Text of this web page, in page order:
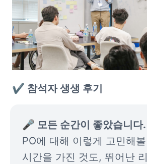
✔️ 참석자 생생 후기
🎤 모든 순간이 좋았습니다.
PO에 대해 이렇게 고민해
시간을 가진 것도, 뛰어난